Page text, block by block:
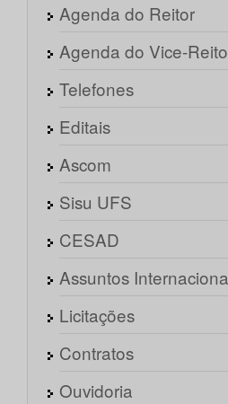
Agenda do Reitor
Agenda do Vice-
Telefones
Editais
Ascom
Sisu UFS
CESAD
Assuntos
Licitações
Contratos
Ouvidoria